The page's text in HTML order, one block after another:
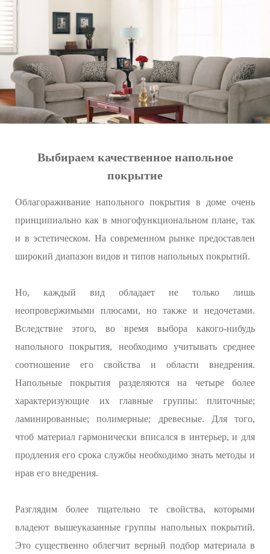
Выбираем качественное напольное
покрытие
Облагораживание напольного покрытия в доме очень
принципиально как в многофункциональном плане, так
и в эстетическом. На современном рынке предоставлен
широкий диапазон видов и типов напольных покрытий.
Но, каждый вид обладает не только лишь
неопровержимыми плюсами, но также и недочетами.
Вследствие этого, во время выбора какого-нибудь
напольного покрытия, необходимо учитывать среднее
соотношение его свойства и области внедрения.
Напольные покрытия разделяются на четыре более
характеризующие их главные группы: плиточные;
ламинированные; полимерные; древесные. Для того,
чтоб материал гармонически вписался в интерьер, и для
продления его срока службы необходимо знать методы и
нрав его внедрения.
Разглядим более тщательно те свойства, которыми
владеют вышеуказанные группы напольных покрытий.
Это существенно облегчит верный подбор материала в